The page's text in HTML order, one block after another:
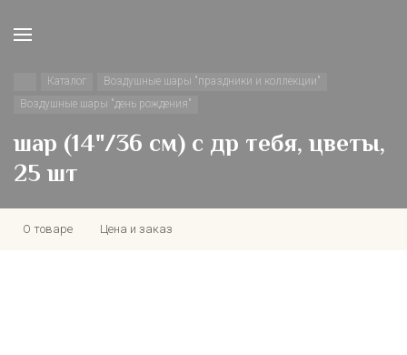
Каталог
Воздушные шары "праздники и коллекции"
Воздушные шары "день рождения"
шар (14"/36 см) с др тебя, цветы,
25 шт
О товаре Цена и заказ